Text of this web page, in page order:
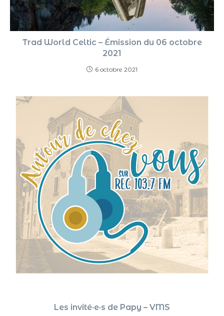
Trad World Celtic – Émission du 06 octobre
2021
6 octobre 2021
Les invité·e·s de Papy – VMS